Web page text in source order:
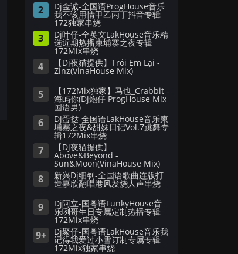
2 Dj金诚-全国语ProgHouse音乐
我不该用情甲乙丙丁抖音专辑
172独家串烧
3 Dj叶仔-全英文LakHouse音乐精
选近期热播柬埔寨之夜专辑
172Mix串烧
4 【Dj夜猫提供】Trói Em Lại -
Zinz(VinaHouse Mix)
5 【172Mix独家】马也_Crabbit -
海屿你(Dj炮仔 ProgHouse Mix
国语男)
6 Dj蛋挞-全国语LakHouse音乐柬
埔寨之夜&甜妹日记Vol.7跳舞专
辑172Mix串烧
7 【Dj夜猫提供】
Above&Beyond -
Sun&Moon(VinaHouse Mix)
8 新兴Dj细钊-全国语歌曲连版打
造嘉欣翻唱港风发烧人声串烧
9 Dj阿立-国粤语FunkyHouse音
乐咧哥生日专属定制热播专辑
172Mix串烧
9+ Dj聚仔-国粤语LakHouse音乐我
记得我爱过小雪订制专属专辑
172Mix独家串烧